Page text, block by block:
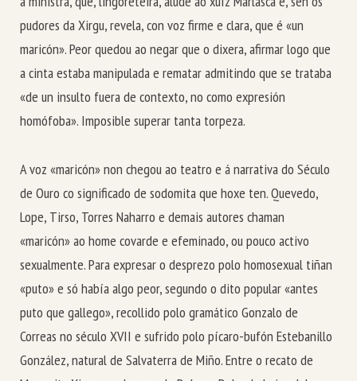
pudores da Xirgu, revela, con voz firme e clara, que é «un
maricón». Peor quedou ao negar que o dixera, afirmar logo que
a cinta estaba manipulada e rematar admitindo que se trataba
«de un insulto fuera de contexto, no como expresión
homófoba». Imposible superar tanta torpeza.
A voz «maricón» non chegou ao teatro e á narrativa do Século
de Ouro co significado de sodomita que hoxe ten. Quevedo,
Lope, Tirso, Torres Naharro e demais autores chaman
«maricón» ao home covarde e efeminado, ou pouco activo
sexualmente. Para expresar o desprezo polo homosexual tiñan
«puto» e só había algo peor, segundo o dito popular «antes
puto que gallego», recollido polo gramático Gonzalo de
Correas no século XVII e sufrido polo pícaro-bufón Estebanillo
González, natural de Salvaterra de Miño. Entre o recato de